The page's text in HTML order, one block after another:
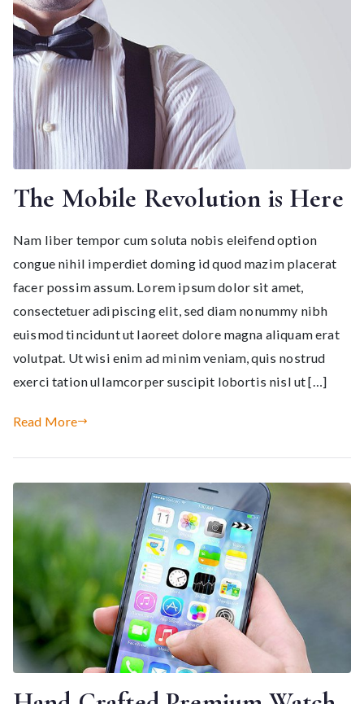
The Mobile Revolution is Here
Nam liber tempor cum soluta nobis eleifend option
congue nihil imperdiet doming id quod mazim placerat
facer possim assum. Lorem ipsum dolor sit amet,
consectetuer adipiscing elit, sed diam nonummy nibh
euismod tincidunt ut laoreet dolore magna aliquam erat
volutpat. Ut wisi enim ad minim veniam, quis nostrud
exerci tation ullamcorper suscipit lobortis nisl ut […]
Read More